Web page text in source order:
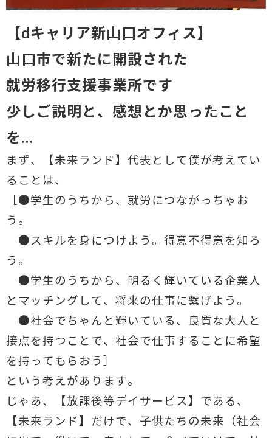
【dキャリア新山口オフィス】
山口市で新たに開設された
就労移行支援事業所です
少しご説明と、感想とか思ったこと
を…
まず、【未来ランド】代表として僕が考えてい
ることは、
［●学生のうちから、就労につながっちゃお
う。
●スキルを身につけよう。得意不得意を知ろ
う。
●学生のうちから、明るく輝いている企業人
とマッチングして、将来の仕事に繋げよう。
●社会でちゃんと輝いている、良質な大人と
接点を持つことで、社会で仕事することに希望
を持ってもらおう］
という考えがあります。
じゃあ、【放課後等デイサービス】である、
【未来ランド】だけで、子供たちの未来（社会